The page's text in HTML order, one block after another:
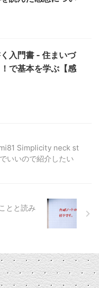
入門書 - 住まいづ
で基本を学ぶ【感
Simplicity neck st
いいので紹介したい
とと読み